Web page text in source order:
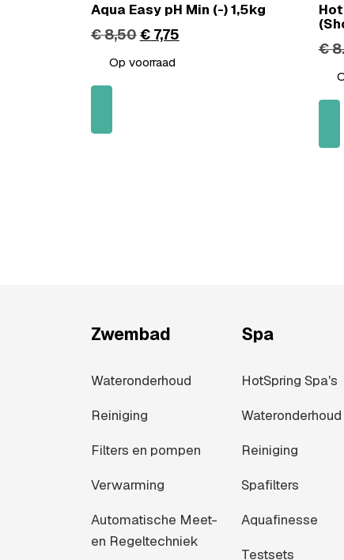
Aqua Easy pH Min (-) 1,5kg
€8,50€7,75
Op voorraad
€
Zwembad
Wateronderhoud
Reiniging
Filters en pompen
Verwarming
Automatische Meet-
en Regeltechniek
Spa
HotSpring Spa's
Wateronderhoud
Reiniging
Spafilters
Aquafinesse
Testsets